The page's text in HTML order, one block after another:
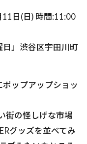
日(日) 時間:11:00
日」渋谷区宇田川町
ップアップショッ
街の怪しげな市場
グッズを並べてみ